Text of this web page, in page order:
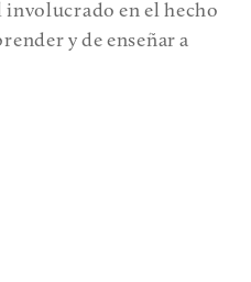
involucrado en el hecho
y de enseñar a